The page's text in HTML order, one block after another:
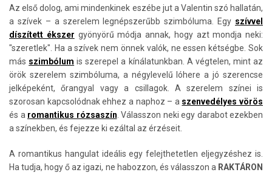
Az első dolog, ami mindenkinek eszébe jut a Valentin szó hallatán,
a szívek – a szerelem legnépszerűbb szimbóluma. Egy szívvel
díszített ékszer gyönyörű módja annak, hogy azt mondja neki:
"szeretlek". Ha a szívek nem önnek valók, ne essen kétségbe. Sok
más szimbólum is szerepel a kínálatunkban. A végtelen, mint az
örök szerelem szimbóluma, a négylevelű lóhere a jó szerencse
jelképeként, őrangyal vagy a csillagok. A szerelem színei is
szorosan kapcsolódnak ehhez a naphoz – a szenvedélyes vörös
és a romantikus rózsaszín . Válasszon neki egy darabot ezekben
a színekben, és fejezze ki ezáltal az érzéseit.
A romantikus hangulat ideális egy felejthetetlen eljegyzéshez is.
Ha tudja, hogy ő az igazi, ne habozzon, és válasszon a RAKTÁRON